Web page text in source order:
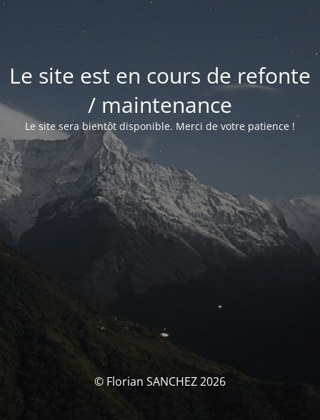
Le site est en cours de refonte
/ maintenance
Le site sera bientôt disponible. Merci de votre patience !
© Florian SANCHEZ 2026